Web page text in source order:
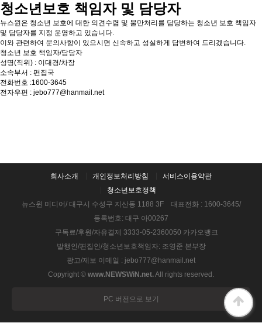
청소년보호 책임자 및 담당자
뉴스윈은 청소년 보호에 대한 의견수렴 및 불만처리를 담당하는 청소년 보호 책임자
및 담당자를 지정 운영하고 있습니다.
이와 관련하여 문의사항이 있으시면 신속하고 성실하게 답변하여 드리겠습니다.
청소년 보호 책임자/담당자
성명(직위) : 이대경/차장
소속부서 : 편집국
전화번호 :1600-3645
전자우편 : jebo777@hanmail.net
회사소개 개인정보처리방침
서비스이용약관
청소년보호정책
뉴스윈 미디어/ 대구시 수성구 지산동 1188 3F 대표전화 : 1600-3645/
등록번호: 대구 아00267
구독료/후원/자유결제 3333-05-2360050 카카오뱅크
발행인/편집인/청소년보호책임자: 조영준 본부장
광고/제보 이메일 : jebo777@hanmail.net
Copyright © www.NEWSWiN.net.All rights reserved.
PC 버전으로 보기